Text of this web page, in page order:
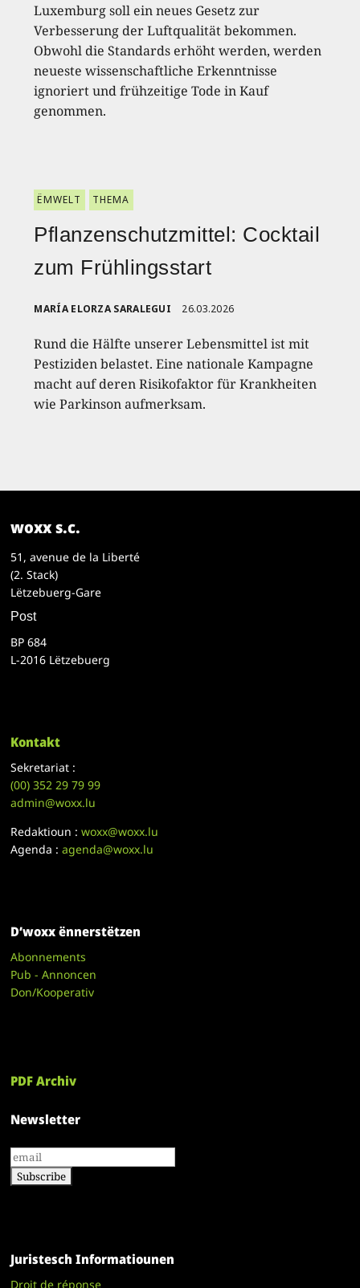
Luxemburg soll ein neues Gesetz zur
Verbesserung der Luftqualität bekommen.
Obwohl die Standards erhöht werden, werden
neueste wissenschaftliche Erkenntnisse
ignoriert und frühzeitige Tode in Kauf
genommen.
ËMWELT THEMA
Pflanzenschutzmittel: Cocktail
zum Frühlingsstart
MARÍA ELORZA SARALEGUI 26.03.2026
Rund die Hälfte unserer Lebensmittel ist mit
Pestiziden belastet. Eine nationale Kampagne
macht auf deren Risikofaktor für Krankheiten
wie Parkinson aufmerksam.
woxx s.c.
51, avenue de la Liberté
(2. Stack)
Lëtzebuerg-Gare
Post
BP 684
L-2016 Lëtzebuerg
Kontakt
Sekretariat :
(00)352 29 79 99
admin@woxx.lu
Redaktioun :woxx@woxx.lu
Agenda :agenda@woxx.lu
D’woxx ënnerstëtzen
Abonnements
Pub - Annoncen
Don/Kooperativ
PDF Archiv
Newsletter
Juristesch Informatiounen
Droit de réponse